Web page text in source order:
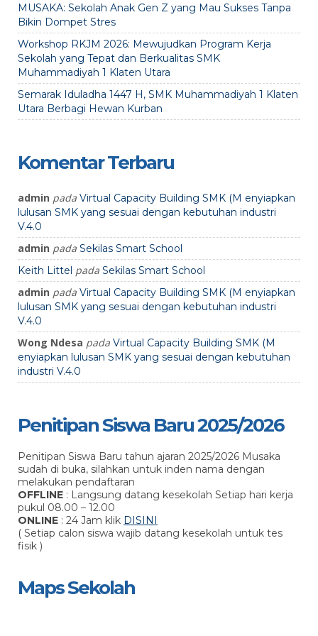
MUSAKA: Sekolah Anak Gen Z yang Mau Sukses Tanpa
Bikin Dompet Stres
Workshop RKJM 2026: Mewujudkan Program Kerja
Sekolah yang Tepat dan Berkualitas SMK
Muhammadiyah 1 Klaten Utara
Semarak Iduladha 1447 H, SMK Muhammadiyah 1 Klaten
Utara Berbagi Hewan Kurban
Komentar Terbaru
admin pada Virtual Capacity Building SMK (M enyiapkan
lulusan SMK yang sesuai dengan kebutuhan industri
V.4.0
admin pada Sekilas Smart School
Keith Littel pada Sekilas Smart School
admin pada Virtual Capacity Building SMK (M enyiapkan
lulusan SMK yang sesuai dengan kebutuhan industri
V.4.0
Wong Ndesa pada Virtual Capacity Building SMK (M
enyiapkan lulusan SMK yang sesuai dengan kebutuhan
industri V.4.0
Penitipan Siswa Baru 2025/2026
Penitipan Siswa Baru tahun ajaran 2025/2026 Musaka
sudah di buka, silahkan untuk inden nama dengan
melakukan pendaftaran
OFFLINE : Langsung datang kesekolah Setiap hari kerja
pukul 08.00 – 12.00
ONLINE : 24 Jam klik DISINI
( Setiap calon siswa wajib datang kesekolah untuk tes
fisik )
Maps Sekolah